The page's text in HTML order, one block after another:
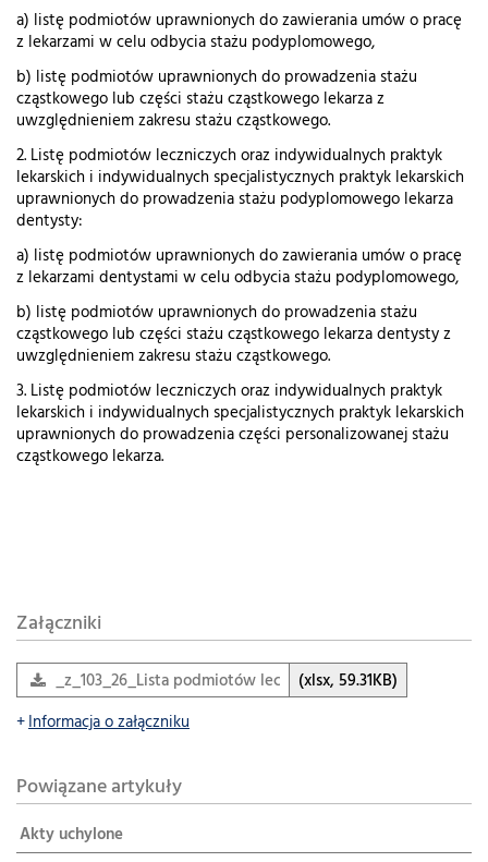
a) listę podmiotów uprawnionych do zawierania umów o pracę
z lekarzami w celu odbycia stażu podyplomowego,
b) listę podmiotów uprawnionych do prowadzenia stażu
cząstkowego lub części stażu cząstkowego lekarza z
uwzględnieniem zakresu stażu cząstkowego.
2. Listę podmiotów leczniczych oraz indywidualnych praktyk
lekarskich i indywidualnych specjalistycznych praktyk lekarskich
uprawnionych do prowadzenia stażu podyplomowego lekarza
dentysty:
a) listę podmiotów uprawnionych do zawierania umów o pracę
z lekarzami dentystami w celu odbycia stażu podyplomowego,
b) listę podmiotów uprawnionych do prowadzenia stażu
cząstkowego lub części stażu cząstkowego lekarza dentysty z
uwzględnieniem zakresu stażu cząstkowego.
3. Listę podmiotów leczniczych oraz indywidualnych praktyk
lekarskich i indywidualnych specjalistycznych praktyk lekarskich
uprawnionych do prowadzenia części personalizowanej stażu
cząstkowego lekarza.
Załączniki
_z_103_26_Lista podmiotów leczniczych oraz
(xlsx, 59.31KB)
Informacja o załączniku
Powiązane artykuły
Akty uchylone